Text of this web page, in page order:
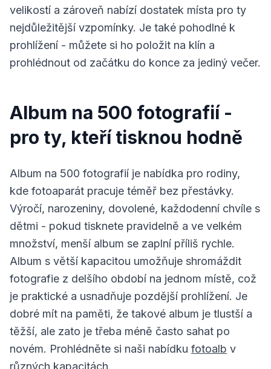
velikostí a zároveň nabízí dostatek místa pro ty
nejdůležitější vzpomínky. Je také pohodlné k
prohlížení - můžete si ho položit na klín a
prohlédnout od začátku do konce za jediný večer.
Album na 500 fotografií -
pro ty, kteří tisknou hodně
Album na 500 fotografií je nabídka pro rodiny,
kde fotoaparát pracuje téměř bez přestávky.
Výročí, narozeniny, dovolené, každodenní chvíle s
dětmi - pokud tisknete pravidelně a ve velkém
množství, menší album se zaplní příliš rychle.
Album s větší kapacitou umožňuje shromáždit
fotografie z delšího období na jednom místě, což
je praktické a usnadňuje pozdější prohlížení. Je
dobré mít na paměti, že takové album je tlustší a
těžší, ale zato je třeba méně často sahat po
novém. Prohlédněte si naši nabídku fotoalb v
různých kapacitách.